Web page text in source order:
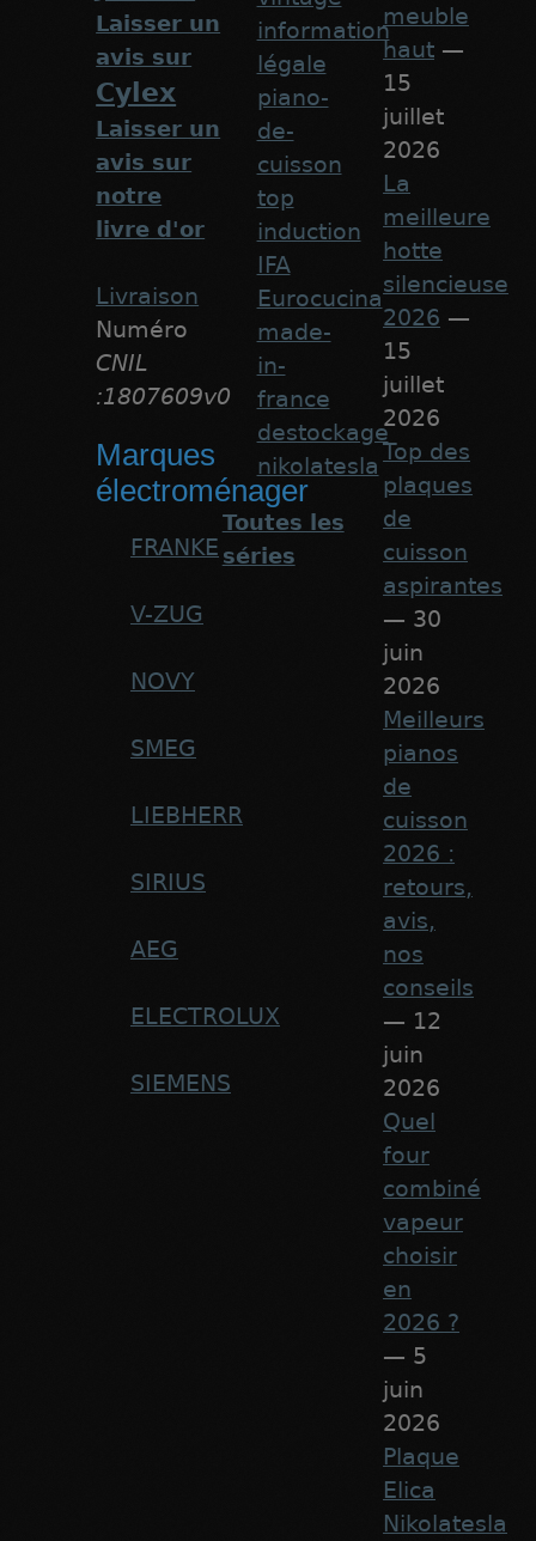
Laisser un
avis sur
Cylex
Laisser un
avis sur
notre
livre d'or
Livraison
Numéro
CNIL
:1807609v0
Marques
électroménager
FRANKE
V-ZUG
NOVY
SMEG
LIEBHERR
SIRIUS
AEG
ELECTROLUX
SIEMENS
information
légale
piano-
de-
cuisson
top
induction
IFA
Eurocucina
made-
in-
france
destockage
nikolatesla
Toutes les
séries
meuble
haut —
15
juillet
2026
La
meilleure
hotte
silencieuse
2026 —
15
juillet
2026
Top des
plaques
de
cuisson
aspirantes
— 30
juin
2026
Meilleurs
pianos
de
cuisson
2026 :
retours,
avis,
nos
conseils
— 12
juin
2026
Quel
four
combiné
vapeur
choisir
en
2026 ?
— 5
juin
2026
Plaque
Elica
Nikolatesla